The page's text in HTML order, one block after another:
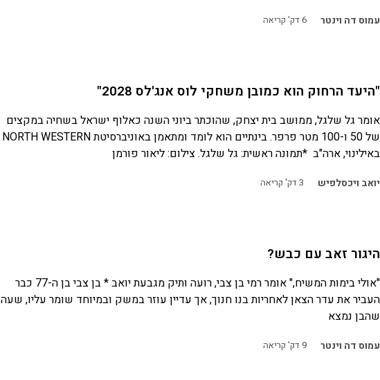
עמוס דה וינטר 6דק' קריאה
"היעד הרחוק הוא כמובן משחקי לוס אנג'לס 2028"
אומר גל שלגל, ממושב בית יצחק, שהוכתר ביוני השנה כאלוף ישראל בשחיה במקצים
של 50 ו-100 מטר פרפר. בינתיים הוא לומד ומתאמן באוניברסיטת NORTH WESTERN
באילינוי, ארה"ב *תמונה ראשית: גל שלגל. צילום: ליאור פורמן
יואב ויכסלפיש 3דק' קריאה
היגור זאב עם כבש?
"אולי בימות המשיח," אומר רמי בן צבי, רועה ותיק מגבעת יואב * בן צבי בן ה-77 כבר
העביר את עדר הצאן לאחריות בנו חנוך, אך עדיין עוזר במשק ובמיוחד שומר עליו, שעה
שהבן נמצא
עמוס דה וינטר 9 דק' קריאה